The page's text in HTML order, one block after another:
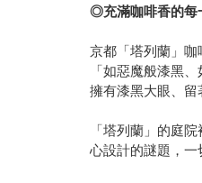
◎充滿咖啡香的每
京都「塔列蘭」咖
「如惡魔般漆黑
擁有漆黑大眼、留
「塔列蘭」的庭
心設計的謎題，